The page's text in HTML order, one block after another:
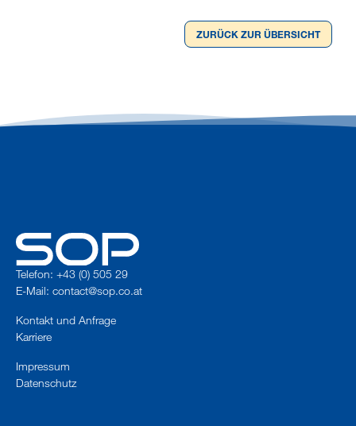
ZURÜCK ZUR ÜBERSICHT
Telefon: +43 (0) 505 29
E-Mail: contact@sop.co.at
Kontakt und Anfrage
Karriere
Impressum
Datenschutz